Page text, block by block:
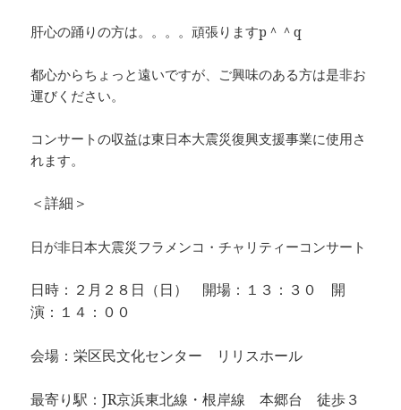
肝心の踊りの方は。。。。頑張りますp＾＾q
都心からちょっと遠いですが、ご興味のある方は是非お
運びください。
コンサートの収益は東日本大震災復興支援事業に使用さ
れます。
＜詳細＞
日が非日本大震災フラメンコ・チャリティーコンサート
日時：２月２８日（日） 開場：１３：３０ 開
演：１４：００
会場：栄区民文化センター リリスホール
最寄り駅：JR京浜東北線・根岸線 本郷台 徒歩３